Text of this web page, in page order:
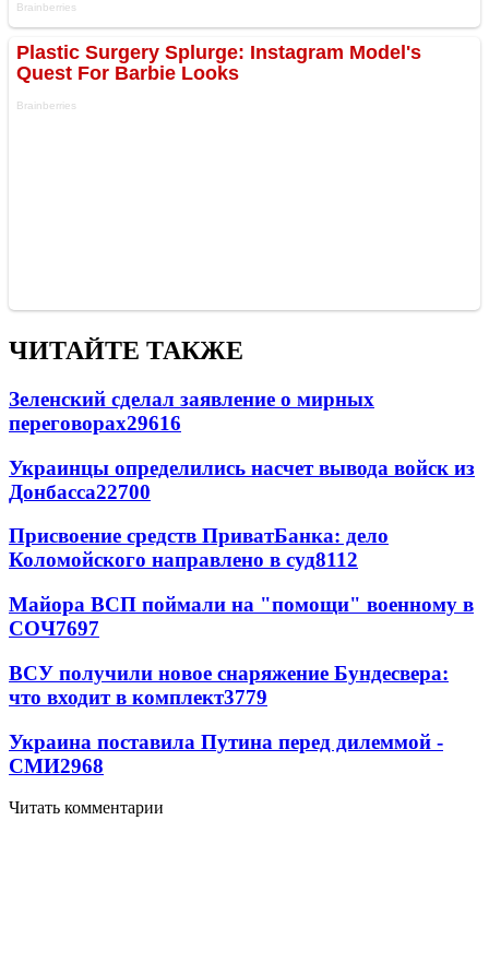
ЧИТАЙТЕ ТАКЖЕ
Зеленский сделал заявление о мирных
переговорах29616
Украинцы определились насчет вывода войск из
Донбасса22700
Присвоение средств ПриватБанка: дело
Коломойского направлено в суд8112
Майора ВСП поймали на "помощи" военному в
СОЧ7697
ВСУ получили новое снаряжение Бундесвера:
что входит в комплект3779
Украина поставила Путина перед дилеммой -
СМИ2968
Читать комментарии